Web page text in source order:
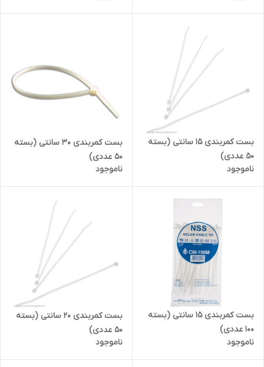
بست کمربندی 15 سانتی (بسته
50 عددی)
ناموجود
بست کمربندی 30 سانتی (بسته
50 عددی)
ناموجود
بست کمربندی 15 سانتی (بسته
100 عددی)
ناموجود
بست کمربندی 20 سانتی (بسته
50 عددی)
ناموجود